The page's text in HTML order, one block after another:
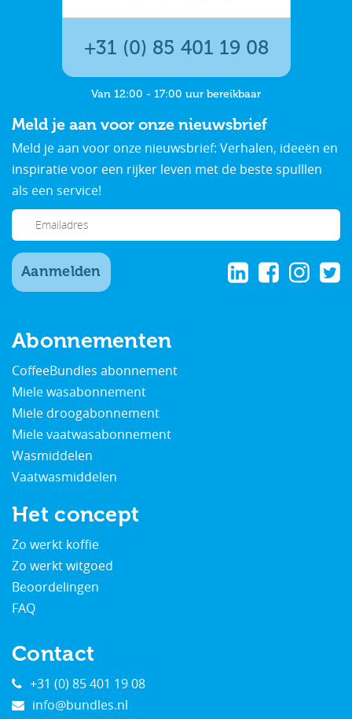
+31 (0) 85 401 19 08
Van 12:00 - 17:00 uur bereikbaar
Meld je aan voor onze nieuwsbrief
Meld je aan voor onze nieuwsbrief: Verhalen, ideeën en
inspiratie voor een rijker leven met de beste spulllen
als een service!
Aanmelden
Abonnementen
CoffeeBundles abonnement
Miele wasabonnement
Miele droogabonnement
Miele vaatwasabonnement
Wasmiddelen
Vaatwasmiddelen
Het concept
Zo werkt koffie
Zo werkt witgoed
Beoordelingen
FAQ
Contact
+31 (0) 85 401 19 08
info@bundles.nl